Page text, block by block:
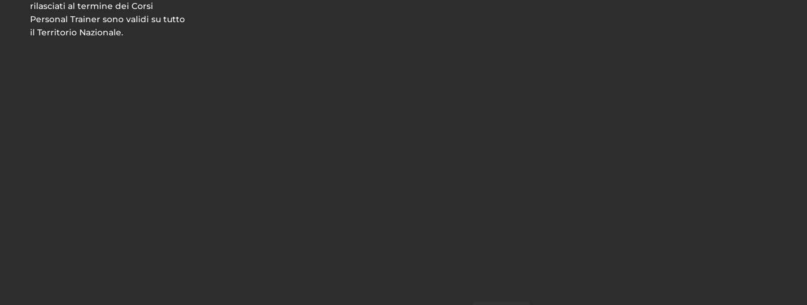
rilasciati al termine dei Corsi
Personal Trainer sono validi su tutto
il Territorio Nazionale.